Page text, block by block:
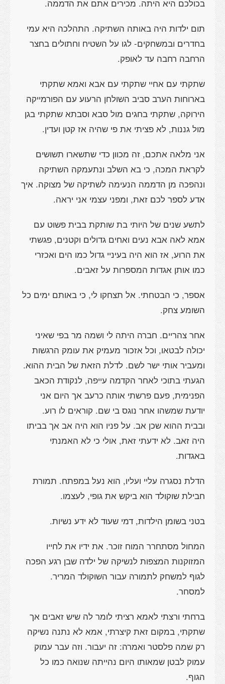
בכולכם היא היתה. מכירים אתם את הדממה.
תום ילדות היה באותה השתיקה. התהלכה היא עמי
בחדרים ובמשחקים- לגו על השטיח וחתולים בחצר
הרחבה רחבה עד לאופק.
שתקתי עם אחיי שתקתי עם אבא ואמא שתקתי
בארוחות הערב סביב השולחן הרעוע עם הפורמייקה
הירוקה, שתקתי בחגים מול סבא וסבתא שתקתי בגן
מול גננות, לא פציתי את פי שהיה אז קטן ועדין.
אני מלאה אתכם, זה מכוון כדי שתשארו תשושים
לקראת המכה, כי בא השלב ונתעמקה השתיקה
ונהפכה מן הדממה הנעימה לשתיקה של מצוקה. איך
אדע לספר לכם זאת, ומפני עצמי אני יראה.
לתשע שנים של היותי בת שותקת בבית פשוט עם
אמא לאה אבא נעים ואחים גדולים וקטנים, פגשתי
את הרוע, אז הוא היה בעיניי גדול כמו הים ואכזרי
כמו אותן אגדות המספרות על זאבים.
אספר, כי הבטחתי. אל תצחקו לי, כי באותם ימים כל
השומע צחק.
אחר צהריים. חברה היתה לי ושמה מר בפי שאיני
יכולה לבטאו, וכל אזכור מעמיק את עומק הרגשות
ומעביר אותי ישר לשם. לדלת הזאת של הבית ההוא.
הגעתי בתוכי לאחר הקדמה עייפה, לנקודת הכאב
הפנימית, פעם פרשתי אותה כרעב אך היום אני
יודעת שמשהו אחר נוגס בי שם. קוראים לו רוע.
ובבית ההוא שכן אב. על פניו הוא היה אב אך בביתו
היה זאב. לא ידעתי זאת, אולי כי לא האמנתי
באגדות.
הדלת נסגרה עליי ועליו, הוא נעל במפתח. תמורת
חבילת שוקולד הוא ביקש את גופי, לעצמו.
בטני בשומן הילדות, דמי שעוד לא ידע נשיות.
המחול מסתחרר המוח זוכר. את ידיו את לחייו
המזוקנות המצפות לנשיקה של ילדה שבן רגע הפכה
לגוף למשחק לתמורה עבור השוקולד המריר.
למסחר.
ברחתי ורצתי לאמא רציתי לומר לה שיש זאבים אך
שתקתי, במקום זאת קיצרתי, אמא לא נתנה נשיקה
רק שמה פלסטר ואמרה: זה יעבור. וזה עבר עמוק
עמוק לבטן שמאותו היום נהייתה שנואה כמו כל
הגוף.